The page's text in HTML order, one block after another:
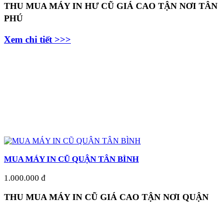
THU MUA MÁY IN HƯ CŨ GIÁ CAO TẬN NƠI TÂN
PHÚ
Xem chi tiết >>>
MUA MÁY IN CŨ QUẬN TÂN BÌNH
1.000.000 đ
THU MUA MÁY IN CŨ GIÁ CAO TẬN NƠI QUẬN